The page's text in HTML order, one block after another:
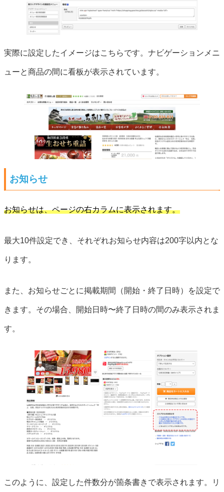
実際に設定したイメージはこちらです。ナビゲーションメニ
ューと商品の間に看板が表示されています。
お知らせ
お知らせは、ページの右カラムに表示されます。
最大10件設定でき、それぞれお知らせ内容は200字以内とな
ります。
また、お知らせごとに掲載期間（開始・終了日時）を設定で
きます。その場合、開始日時〜終了日時の間のみ表示されま
す。
このように、設定した件数分が箇条書きで表示されます。リ